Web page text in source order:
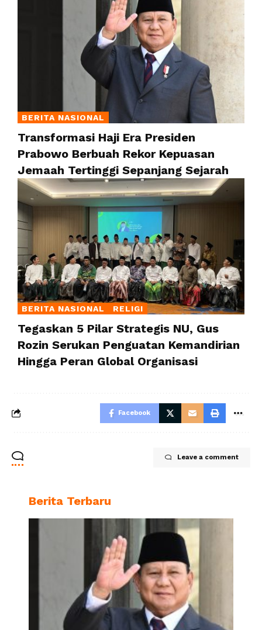
BERITA NASIONAL
Transformasi Haji Era Presiden
Prabowo Berbuah Rekor Kepuasan
Jemaah Tertinggi Sepanjang Sejarah
BERITA NASIONAL RELIGI
Tegaskan 5 Pilar Strategis NU, Gus
Rozin Serukan Penguatan Kemandirian
Hingga Peran Global Organisasi
Facebook
Leave a comment
Berita Terbaru